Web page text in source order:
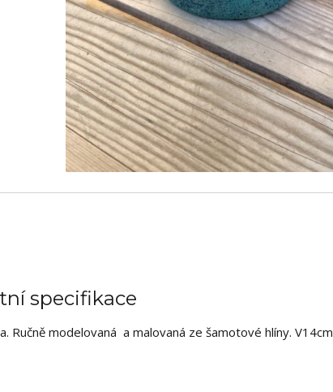
specifikace
Ručně modelovaná a malovaná ze šamotové hlíny. V14cm